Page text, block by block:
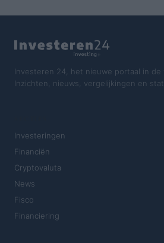
Investeren 24, het nieuwe portaal in de
Inzichten, nieuws, vergelijkingen en
Investeringen
Financiën
Cryptovaluta
News
Fisco
Financiering